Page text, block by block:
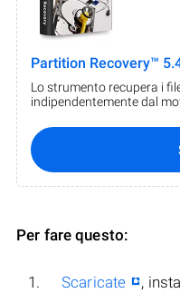
Partition Recovery™
Lo strumento recupera i
indipendentemente dal
Per fare questo:
Scaricate
,